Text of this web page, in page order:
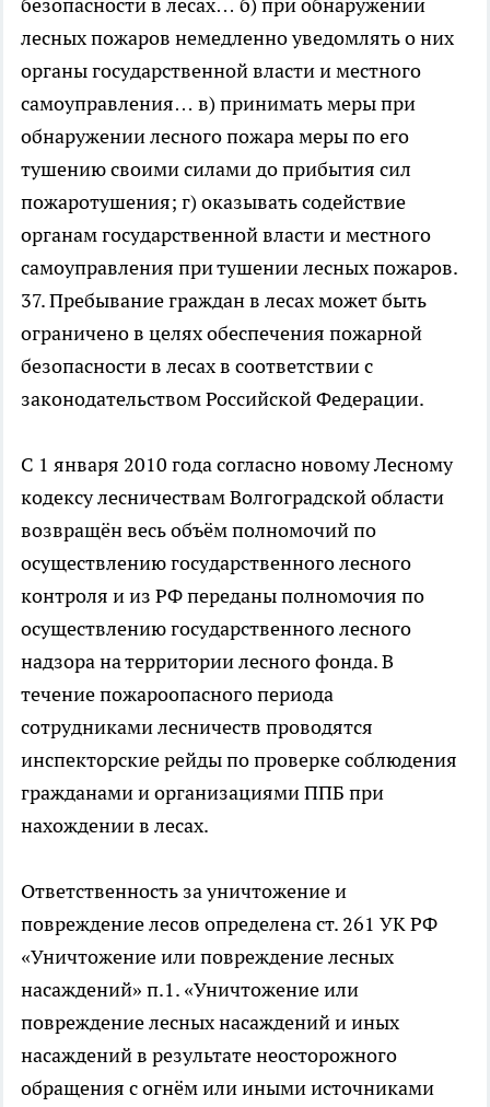
лесных пожаров немедленно уведомлять о них
органы государственной власти и местного
самоуправления… в) принимать меры при
обнаружении лесного пожара меры по его
тушению своими силами до прибытия сил
пожаротушения; г) оказывать содействие
органам государственной власти и местного
самоуправления при тушении лесных пожаров.
37. Пребывание граждан в лесах может быть
ограничено в целях обеспечения пожарной
безопасности в лесах в соответствии с
законодательством Российской Федерации.
С 1 января 2010 года согласно новому Лесному
кодексу лесничествам Волгоградской области
возвращён весь объём полномочий по
осуществлению государственного лесного
контроля и из РФ переданы полномочия по
осуществлению государственного лесного
надзора на территории лесного фонда. В
течение пожароопасного периода
сотрудниками лесничеств проводятся
инспекторские рейды по проверке соблюдения
гражданами и организациями ППБ при
нахождении в лесах.
Ответственность за уничтожение и
повреждение лесов определена ст. 261 УК РФ
«Уничтожение или повреждение лесных
насаждений» п.1. «Уничтожение или
повреждение лесных насаждений и иных
насаждений в результате неосторожного
обращения с огнём или иными источниками